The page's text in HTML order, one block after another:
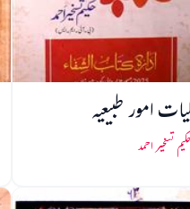
امور طبیعیہ
حکیم تسخیر احمد